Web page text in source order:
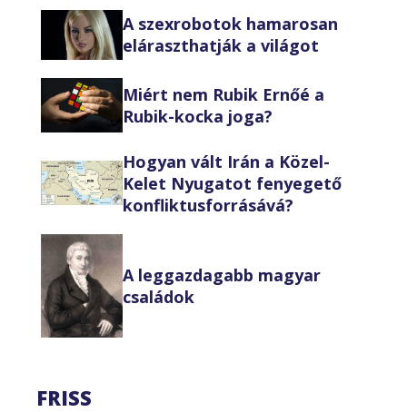
A szexrobotok hamarosan
eláraszthatják a világot
Miért nem Rubik Ernőé a
Rubik-kocka joga?
Hogyan vált Irán a Közel-
Kelet Nyugatot fenyegető
konfliktusforrásává?
A leggazdagabb magyar
családok
FRISS